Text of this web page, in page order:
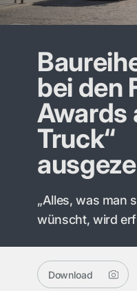
bei den
Awards
Truck“
„Alles, was man
wünscht, wird
Download